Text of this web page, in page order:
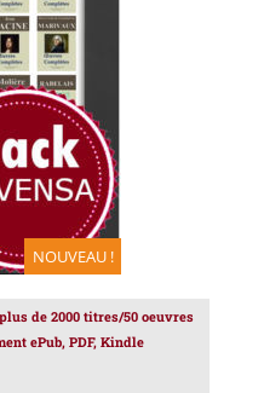
NOUVEAU !
DÉTAILS
de 2000 titres/50 oeuvres
ePub, PDF, Kindle